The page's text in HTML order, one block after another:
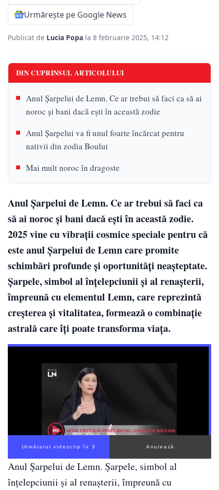
Urmărește pe Google News
Publicat de Lucia Popa la 8 februarie 2025, 14:12
DIN CUPRINSUL ARTICOLULUI
Anul Șarpelui de Lemn. Ce ar trebui să faci ca să ai
noroc și bani dacă ești în această zodie
Anul Șarpelui va fi unul foarte încărcat pentru
nativii din zodia Boului
Mai mult noroc în dragoste
Anul Șarpelui de Lemn. Ce ar trebui să faci ca
să ai noroc și bani dacă ești în această zodie.
2025 vine cu vibrații cosmice speciale pentru că
este anul Șarpelui de Lemn care promite
schimbări profunde și oportunități neașteptate.
Șarpele, simbol al înțelepciunii și al renașterii,
împreună cu elementul Lemn, care reprezintă
creșterea și vitalitatea, formează o combinație
astrală care îți poate transforma viața.
Următorul videoclip în 2 Anulează
Anul Șarpelui de Lemn. Șarpele, simbol al
înțelepciunii și al renașterii, împreună cu